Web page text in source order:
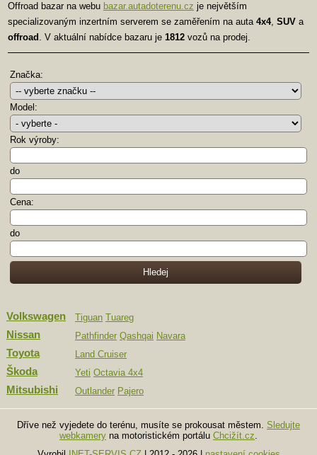
Offroad bazar na webu bazar.autadoterenu.cz je největším
specializovaným inzertním serverem se zaměřením na auta 4x4, SUV a
offroad . V aktuální nabídce bazaru je 1812 vozů na prodej.
Značka:
Model:
Rok výroby:
do
Cena:
do
Volkswagen Tiguan Tuareg
Nissan Pathfinder Qashqai Navara
Toyota Land Cruiser
Škoda Yeti Octavia 4x4
Mitsubishi Outlander Pajero
Dříve než vyjedete do terénu, musíte se prokousat městem. Sledujte
webkamery na motoristickém portálu Chcižít.cz.